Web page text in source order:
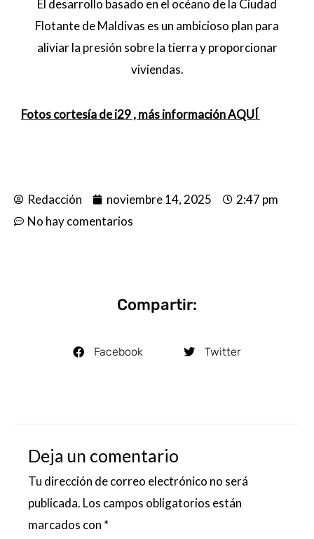
El desarrollo basado en el océano de la Ciudad
Flotante de Maldivas es un ambicioso plan para
aliviar la presión sobre la tierra y proporcionar
viviendas.
Fotos cortesía de i29 , más información AQUÍ
Redacción noviembre 14, 2025
2:47 pm
No hay comentarios
Compartir:
Facebook Twitter
Deja un comentario
Tu dirección de correo electrónico no será
publicada. Los campos obligatorios están
marcados con *